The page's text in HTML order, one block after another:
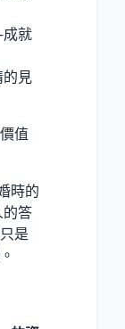
就
見
值
時的
答
是